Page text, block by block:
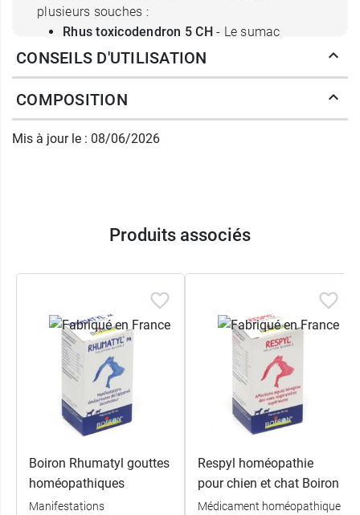
plusieurs souches :
Rhus toxicodendron 5 CH- Le sumac
vénéneux est une plante toxique qui
Bryonia 5 CH
Cucurbitacées. Elle est également connue
morelle douce-amère ».
d'origine animale. Elle provient de l'abeille.
Cet insecte pollinisateur est bien connu pour
sa capacité produire du miel, de la propolis
ou encore de la gelée royale.
Ruta graveolens 4 CH
- La rue des jardins,
également connue sous le nom de « rue
fétide » est une plante odorante et toxique
qui appartient à la famille des Rutacées.
Arnica montana 4 CH
- L'arnica des
famille des Astéracées. Elle pousse à la
montagne, en altitude, notamment dans les
CONSEILS D'UTILISATION
COMPOSITION
Mis à jour le : 08/06/2026
Produits associés
Boiron Rhumatyl gouttes
homéopathiques
Manifestations
Respyl homéopathie
pour chien et chat Boiron
Médicament homéopathique